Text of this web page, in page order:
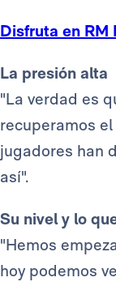
Disfruta en
La presión alta
"La verdad es
recuperamos
jugadores han
así".
Su nivel y lo
"Hemos
hoy podemos